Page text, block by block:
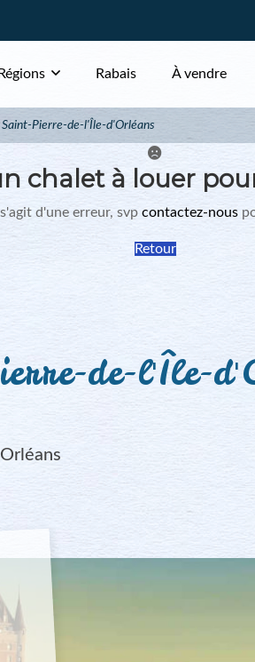
Régions Rabais À vendre
Saint-Pierre-de-l'Île-d'Orléans
chalet à louer
d'une erreur, svp contactez-nous
Retour
de-l'Île-